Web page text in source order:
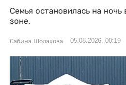
Семья остановилась на
зоне.
Сабина Шолахова 05.08.2026, 00:19